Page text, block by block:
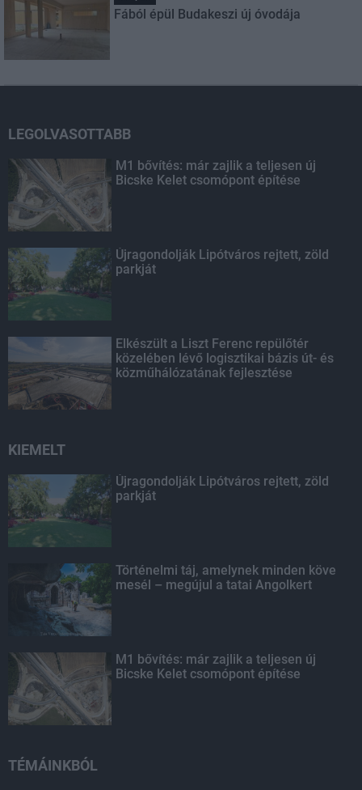
Fából épül Budakeszi új óvodája
LEGOLVASOTTABB
M1 bővítés: már zajlik a teljesen új
Bicske Kelet csomópont építése
Újragondolják Lipótváros rejtett, zöld
parkját
Elkészült a Liszt Ferenc repülőtér
közelében lévő logisztikai bázis út- és
közműhálózatának fejlesztése
KIEMELT
Újragondolják Lipótváros rejtett, zöld
parkját
Történelmi táj, amelynek minden köve
mesél – megújul a tatai Angolkert
M1 bővítés: már zajlik a teljesen új
Bicske Kelet csomópont építése
TÉMÁINKBÓL